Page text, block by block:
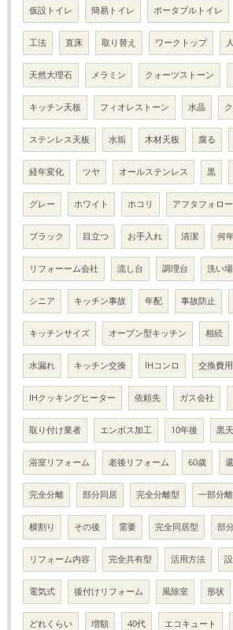
仮設トイレ 簡易トイレ ポータブルトイレ
工法 直床 取り替え ワークトップ
天然大理石 メラミン クォーツストーン
キッチン天板 フィオレストーン 水晶
ステンレス天板 水垢 木材天板 腐る
経年変化 ツヤ オールステンレス 黒
グレー ホワイト ホコリ アフタフォロー
ブラック 目立つ お手入れ 清潔 何
リフォーーム会社 流し台 調理台 洗い場
シニア キッチン事故 年配 事故防止
キッチンサイズ オープン型キッチン 相続
水漏れ キッチン交換 IHコンロ 交換費用
IHクッキングヒーター 依頼先 ガス会社
取り付け業者 エンボス加工 10年後 黒
浴室リフォーム 老後リフォーム 60歳
完全分離 部分同居 完全分離型 一部分
横割り その後 需要 完全同居型 部
リフォーム内容 完全共有型 活用方法
電気式 後付けリフォーム 風除室 形状
どれくらい 増額 40代 エコキュート